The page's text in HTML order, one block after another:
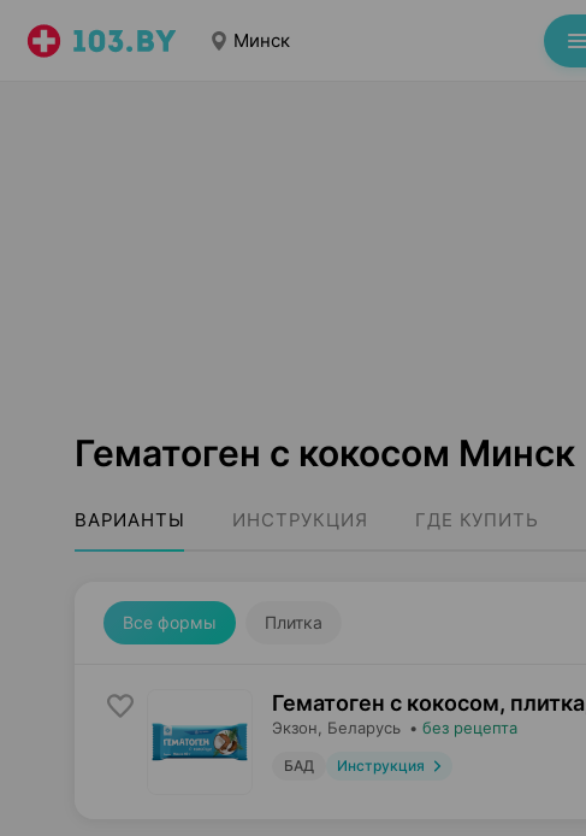
Минск
Гематоген с кокосом Минск
ВАРИАНТЫ ИНСТРУКЦИЯ ГДЕ КУПИТЬ
Все формы Плитка
Гематоген с кокосом, плитка
Экзон , Беларусь • без рецепта
БАД Инструкция